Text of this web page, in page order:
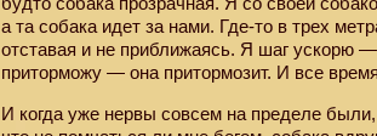
а та собака идет за нами. Где-то в трех
отставая и не приближаясь. Я шаг ускорю
приторможу — она притормозит. И все
И когда уже нервы совсем на пределе